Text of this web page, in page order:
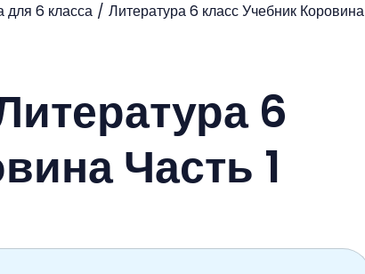
для 6 класса Литература 6 класс Учебник Коровина
6
Часть 1